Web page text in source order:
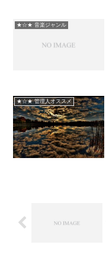
★☆★ 音楽ジャンル
★☆★ 管理人オススメ